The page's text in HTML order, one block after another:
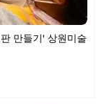
만들기' 상원미술